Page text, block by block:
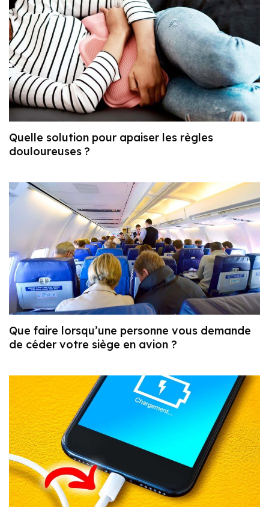
Quelle solution pour apaiser les règles
douloureuses ?
Que faire lorsqu’une personne vous demande
de céder votre siège en avion ?